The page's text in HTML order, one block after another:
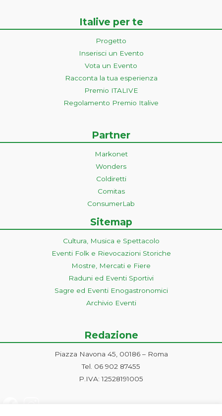
Italive per te
Progetto
Inserisci un Evento
Vota un Evento
Racconta la tua esperienza
Premio ITALIVE
Regolamento Premio Italive
Partner
Markonet
Wonders
Coldiretti
Comitas
ConsumerLab
Sitemap
Cultura, Musica e Spettacolo
Eventi Folk e Rievocazioni Storiche
Mostre, Mercati e Fiere
Raduni ed Eventi Sportivi
Sagre ed Eventi Enogastronomici
Archivio Eventi
Redazione
Piazza Navona 45, 00186 – Roma
Tel. 06 902 87455
P.IVA: 12528191005